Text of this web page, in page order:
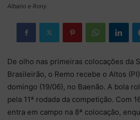
Albano e Rony
De olho nas primeiras colocações da
Brasileirão, o Remo recebe o Altos
domingo (19/06), no Baenão. A bola
pela 11ª rodada da competição. Com
entra em campo na 8ª colocação,